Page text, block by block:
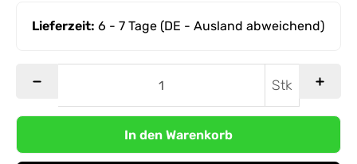
Lieferzeit:6 - 7 Tage (DE - Ausland abweichend)
Stk
In den Warenkorb